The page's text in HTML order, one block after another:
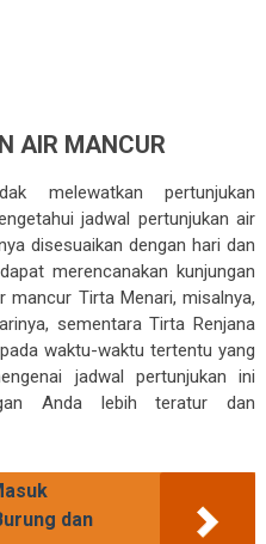
AIR MANCUR
melewatkan pertunjukan
jadwal pertunjukan air
disesuaikan dengan hari dan
merencanakan kunjungan
mancur Tirta Menari, misalnya,
sementara Tirta Renjana
waktu-waktu tertentu yang
jadwal pertunjukan ini
Anda lebih teratur dan
dan